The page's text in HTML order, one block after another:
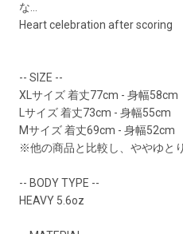
な...
Heart celebration after scoring
-- SIZE --
XLサイズ 着丈77cm - 身幅58cm
Lサイズ 着丈73cm - 身幅55cm
Mサイズ 着丈69cm - 身幅52cm
※他の商品と比較し、ややゆと
-- BODY TYPE --
HEAVY 5.6oz